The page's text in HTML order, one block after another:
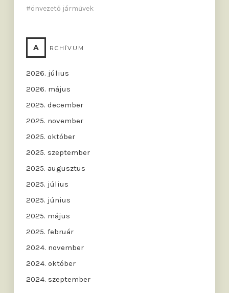
önvezető járművek
A RCHÍVUM
2026. július
2026. május
2025. december
2025. november
2025. október
2025. szeptember
2025. augusztus
2025. július
2025. június
2025. május
2025. február
2024. november
2024. október
2024. szeptember